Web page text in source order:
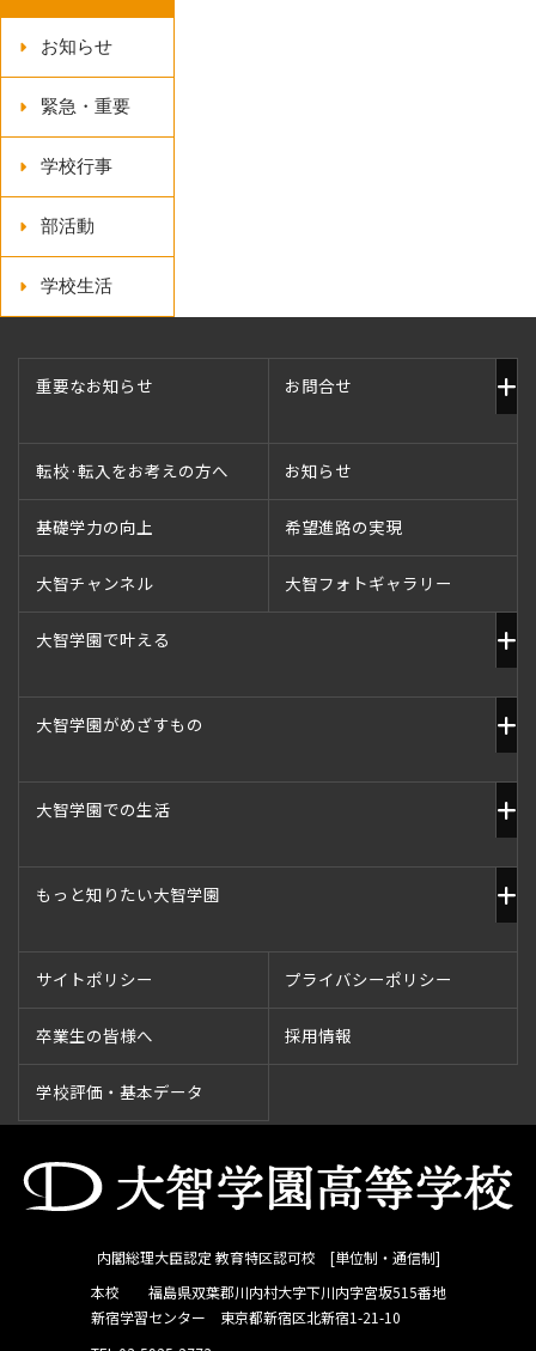
お知らせ
緊急・重要
学校行事
部活動
学校生活
重要なお知らせ お問合せ
転校·転入をお考えの方へ お知らせ
基礎学力の向上 希望進路の実現
大智チャンネル 大智フォトギャラリー
大智学園で叶える
大智学園がめざすもの
大智学園での生活
もっと知りたい大智学園
サイトポリシー プライバシーポリシー
卒業生の皆様へ 採用情報
学校評価・基本データ
内閣総理大臣認定 教育特区認可校 [単位制・通信制]
本校 福島県双葉郡川内村大字下川内字宮坂515番地
新宿学習センター 東京都新宿区北新宿1-21-10